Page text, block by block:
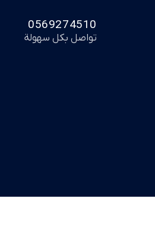
0569274510
تواصل بكل سهولة